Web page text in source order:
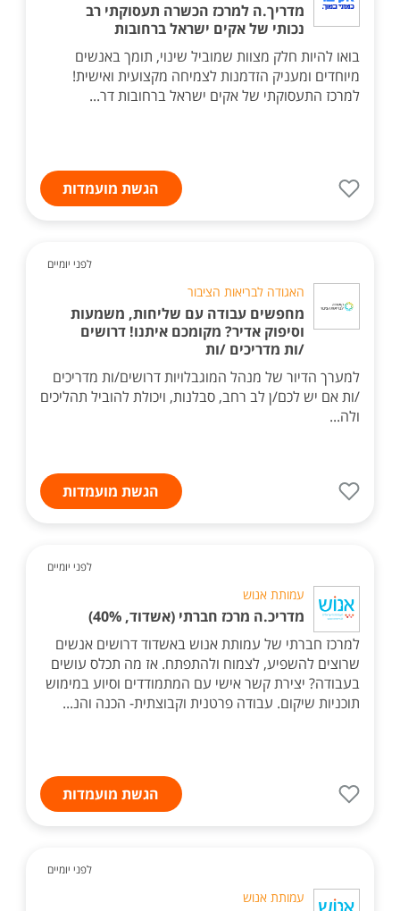
מדריך.ה למרכז הכשרה תעסוקתי רב
נכותי של אקים ישראל ברחובות
בואו להיות חלק מצוות שמוביל שינוי, תומך באנשים
מיוחדים ומעניק הזדמנות לצמיחה מקצועית ואישית!
למרכז התעסוקתי של אקים ישראל ברחובות דר...
הגשת מועמדות
לפני יומיים
האגודה לבריאות הציבור
מחפשים עבודה עם שליחות, משמעות
וסיפוק אדיר? מקומכם איתנו! דרושים
/ות מדריכים /ות
למערך הדיור של מנהל המוגבלויות דרושים/ות מדריכים
/ות אם יש לכם/ן לב רחב, סבלנות, ויכולת להוביל תהליכים
ולה...
הגשת מועמדות
לפני יומיים
עמותת אנוש
מדריכ.ה מרכז חברתי (אשדוד, 40%)
למרכז חברתי של עמותת אנוש באשדוד דרושים אנשים
שרוצים להשפיע, לצמוח ולהתפתח. אז מה תכלס עושים
בעבודה? יצירת קשר אישי עם המתמודדים וסיוע במימוש
תוכניות שיקום. עבודה פרטנית וקבוצתית- הכנה והנ...
הגשת מועמדות
לפני יומיים
עמותת אנוש